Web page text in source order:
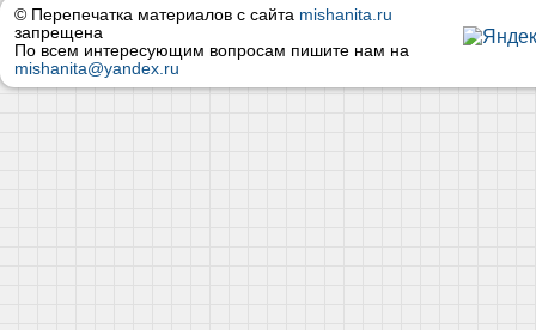
© Перепечатка материалов с сайта mishanita.ru
запрещена
По всем интересующим вопросам пишите нам на
mishanita@yandex.ru